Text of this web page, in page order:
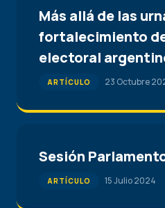
Más allá de las
fortalecimiento
electoral
ARTÍCULO 23 Octubre
Sesión
ARTÍCULO 15 Julio 2024